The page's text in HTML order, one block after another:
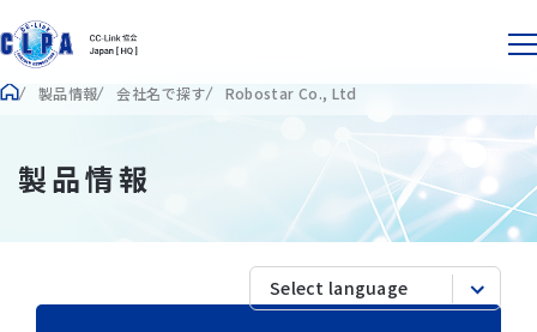
製品情報 会社名で探す Robostar Co., Ltd
製品情報